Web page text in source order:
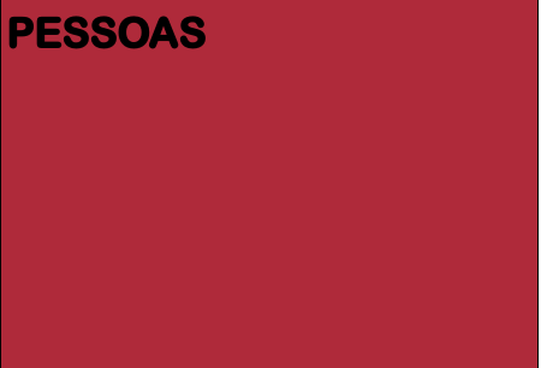
PESSOAS